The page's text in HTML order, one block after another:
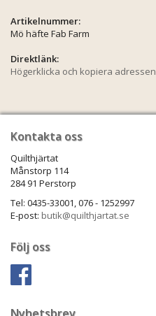
Artikelnummer:
Mö häfte Fab Farm
Direktlänk:
Högerklicka och kopiera adressen
Kontakta oss
Quilthjärtat
Månstorp 114
284 91 Perstorp
Tel: 0435-33001, 076 - 1252997
E-post: butik@quilthjartat.se
Följ oss